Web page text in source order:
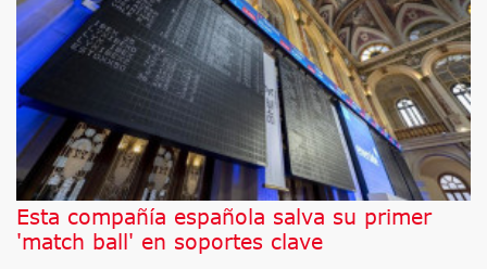
Esta compañía española salva su primer
'match ball' en soportes clave